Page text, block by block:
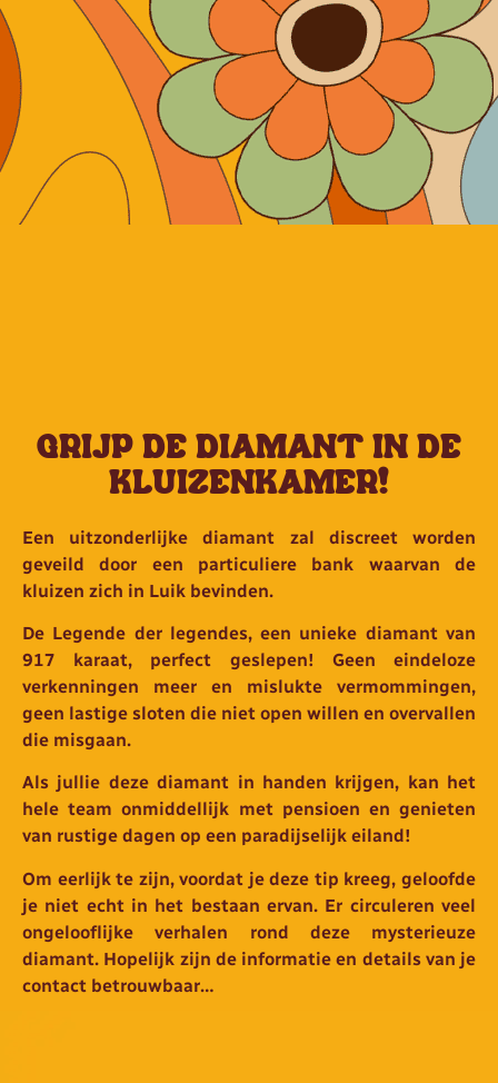
GRIJP DE DIAMANT IN DE
KLUIZENKAMER!
Een uitzonderlijke diamant zal discreet worden
geveild door een particuliere bank waarvan de
kluizen zich in Luik bevinden.
De Legende der legendes, een unieke diamant van
917 karaat, perfect geslepen! Geen eindeloze
verkenningen meer en mislukte vermommingen,
geen lastige sloten die niet open willen en overvallen
die misgaan.
Als jullie deze diamant in handen krijgen, kan het
hele team onmiddellijk met pensioen en genieten
van rustige dagen op een paradijselijk eiland!
Om eerlijk te zijn, voordat je deze tip kreeg, geloofde
je niet echt in het bestaan ervan. Er circuleren veel
ongelooflijke verhalen rond deze mysterieuze
diamant. Hopelijk zijn de informatie en details van je
contact betrouwbaar…